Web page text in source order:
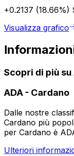
+0.2137 (18.66%)
Visualizza grafico
Scopri di più su
ADA - Cardano
Dalle nostre
Cardano più
per Cardano è
Ulteriori